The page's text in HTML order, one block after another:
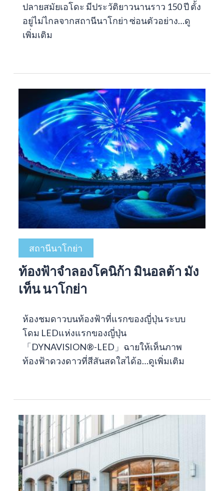
ปลายสมัยเอโดะ มีประวัติยาวนานราว 150 ปี ตั้ง
อยู่ไม่ไกลจากสถานีนาโกย่า ซ่อนตัวอย่าง…ดู
เพิ่มเติม
สถานีนาโกย่า
ท้องฟ้าจำลองโคนิก้า มินอลต้า มัง
เท็น นาโกย่า
ห้องชมดาวบนท้องฟ้าที่แรกของญี่ปุ่น ระบบ
โดม LEDแห่งแรกของญี่ปุ่น
「DYNAVISION®-LED」ฉายให้เห็นภาพ
ท้องฟ้าดวงดาวที่สีสันสดใสได้อ…ดูเพิ่มเติม